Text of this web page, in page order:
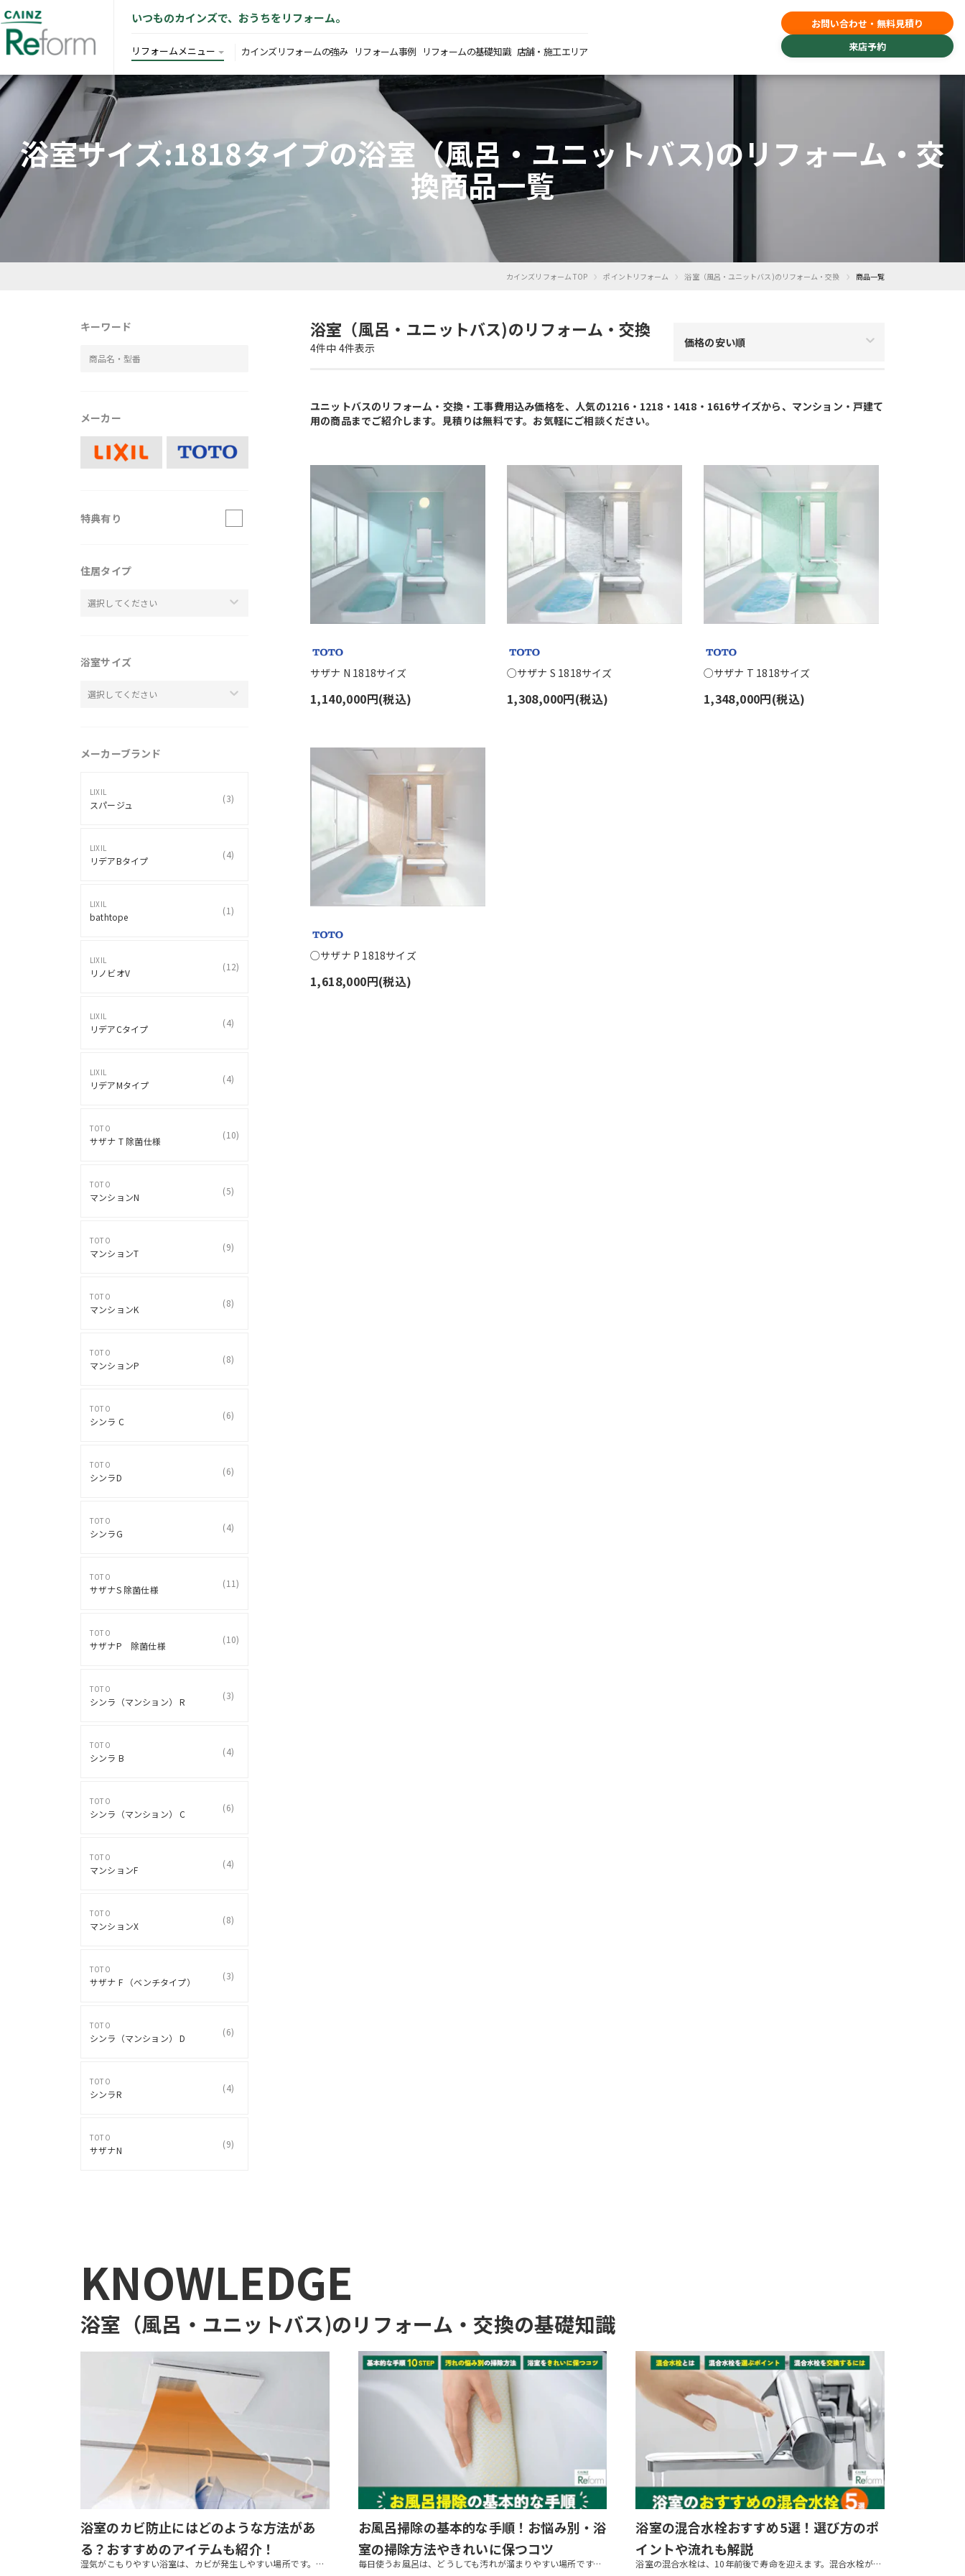
いつものカインズで、おうちをリフォーム。
リフォームメニュー カインズリフォームの強み リフォーム事例 リフォームの基礎知識 店舗・施工エリア
お問い合わせ・無料見積り
来店予約
浴室サイズ:1818タイプの浴室（風呂・ユニットバス)のリフォーム・交
換商品一覧
カインズリフォーム TOP › ポイントリフォーム › 浴室（風呂・ユニットバス)のリフォーム・交換 › 商品一覧
キーワード
メーカー
特典有り
住居タイプ
選択してください
浴室サイズ
選択してください
メーカーブランド
LIXIL
スパージュ (3)
LIXIL
リデアBタイプ (4)
LIXIL
bathtope (1)
LIXIL
リノビオV (12)
LIXIL
リデアCタイプ (4)
LIXIL
リデアMタイプ (4)
TOTO
サザナ T 除菌仕様 (10)
TOTO
マンションN (5)
TOTO
マンションT (9)
TOTO
マンションK (8)
TOTO
マンションP (8)
TOTO
シンラ C (6)
TOTO
シンラD (6)
TOTO
シンラG (4)
TOTO
サザナS 除菌仕様 (11)
TOTO
サザナP 除菌仕様 (10)
TOTO
シンラ（マンション） R (3)
TOTO
シンラ B (4)
TOTO
シンラ（マンション） C (6)
TOTO
マンションF (4)
TOTO
マンションX (8)
TOTO
サザナ F （ベンチタイプ） (3)
TOTO
シンラ（マンション） D (6)
TOTO
シンラR (4)
TOTO
サザナN (9)
浴室（風呂・ユニットバス)のリフォーム・交換
4件中 4件表示 価格の安い順
ユニットバスのリフォーム・交換・工事費用込み価格を、人気の1216・1218・1418・1616サイズから、マンション・戸建て
用の商品までご紹介します。見積りは無料です。お気軽にご相談ください。
サザナ N 1818サイズ
1,140,000円(税込)
○サザナ S 1818サイズ
1,308,000円(税込)
○サザナ T 1818サイズ
1,348,000円(税込)
○サザナ P 1818サイズ
1,618,000円(税込)
KNOWLEDGE
浴室（風呂・ユニットバス)のリフォーム・交換の基礎知識
浴室のカビ防止にはどのような方法があ
る？おすすめのアイテムも紹介！
湿気がこもりやすい浴室は、カビが発生しやすい場所です。カビは家族の健康に影響するおそれもあります。 本記事では、浴室のカビ防止方法や、繁殖してしまったカビを取る方法、カビ防止におすすめのアイテムなどを紹介します。なるべく...
お風呂掃除の基本的な手順！お悩み別・浴
室の掃除方法やきれいに保つコツ
毎日使うお風呂は、どうしても汚れが溜まりやすい場所です。きれいな状態を保ちたくても、つい面倒で掃除が後回しになってしまう方も多いでしょう。浴室掃除は、基本の手順を押さえておくと楽になります。 この記事では、浴室掃除の基本...
浴室の混合水栓おすすめ5選！選び方のポ
イントや流れも解説
浴室の混合水栓は、10年前後で寿命を迎えます。混合水栓が古くなって汚れが目立ったり水漏れが起こったりしたら、交換を検討しましょう。本記事では、混合水栓のおすすめ商品や、選び方でのポイント、交換の流れなどを紹介します。ぜひ...